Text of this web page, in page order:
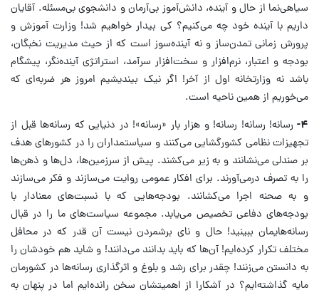
سیاهی‌نما از حال و آینده، دانش‌آموز بی‌آرمان و دانشجوی بی‌مسئله. آقایان
داریم با آینده خود چه می‌کنیم؟ کی بیدار خواهیم شد! وزارت آموزش ‌و
پرورش زمانی تمدن‌ساز و نه آینده‌سوز است که از حیث مدیریت نخبگان،
بودجه و اعتبار، نرم‌افزار و سخت‌افزار سرآمد، استراتژی آینده‌نگر، پیشگام
باشد نه وزارتخانه اول از آخر! اگر نیک بیندیشیم امروز هر ضربه‌ای که
می‌خوریم از همین ناحیه است.
۴- رسانه! رسانه! رسانه! و هزار بار «رسانه»! در دنیایی که رسانه‌ها قبل از
تجهیزات نظامی کشورگشایی می‌کنند و سیاستمداران را در کشورهای هدف
بر صندلی می‌نشانند و به زیر می‌کشند. پیش از سرزمین‌ها، دل‌ها و ذهن‌ها
را به تصرف درمی‌آورند. برای افکار عمومی روایت می‌سازند و فکر می‌سازند
و به صحنه اجرا می‌کشانند. بودجه‌هایی که با نسبت‌های معنادار با
بودجه‌های دفاعی تخصیص می‌یابد. مجموعه سیاست‌های ما را در قبال
رسانه‌هایمان ببینید! حال و نای برشمردن نیست آن‌ قدر که در محافل
مختلف تکرار کرده‌ایم! آن‌ها که باید بدانند می‌دانند! و شاید هم خودشان را
به دانستن می‌زنند! چقدر برای رشد و بلوغ و اثرگذاری رسانه‌ها در کشورمان
مایه گذاشته‌ایم؟ در آشکارا از اهمیتشان سخن رانده‌ایم اما در پنهان به